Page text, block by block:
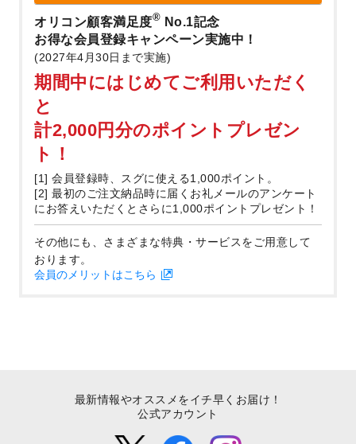
オリコン顧客満足度® No.1記念
お得な会員登録キャンペーン実施中！
(2027年4月30日まで実施)
期間中にはじめてご利用いただく
と
計2,000円分のポイントプレゼン
ト！
[1] 会員登録時、スグに使える1,000ポイント。
[2] 最初のご注文納品時に届くお礼メールのアンケート
にお答えいただくとさらに1,000ポイントプレゼント！
その他にも、さまざまな特典・サービスをご用意して
おります。
会員のメリットはこちら
最新情報やオススメをイチ早くお届け！
公式アカウント